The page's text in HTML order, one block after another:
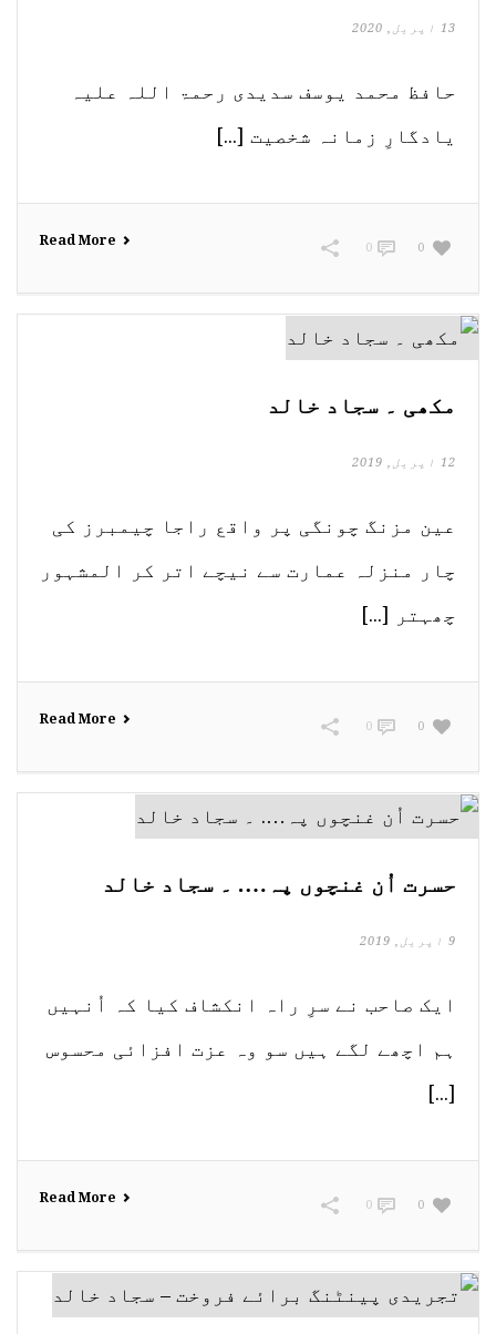
13 اپریل, 2020
حافظ محمد یوسف سدیدی رحمۃ اللہ علیہ
یادگارِ زمانہ شخصیت [...]
Read More 0
0
مکھی ۔ سجاد خالد
12 اپریل, 2019
عین مزنگ چونگی پر واقع راجا چیمبرز کی
چار منزلہ عمارت سے نیچے اتر کر المشہور
چھہتر [...]
Read More 0
0
حسرت اُن غنچوں پہ…. ۔ سجاد خالد
9 اپریل, 2019
ایک صاحب نے سرِ راہ انکشاف کیا کہ اُنہیں
ہم اچھے لگے ہیں سو وہ عزت افزائی محسوس
[...]
Read More 0
0